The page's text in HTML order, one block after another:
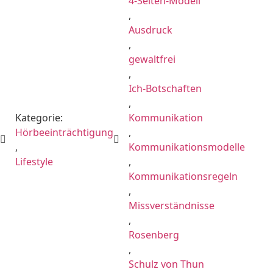
Kategorie:
Hörbeeinträchtigung
,
Lifestyle
,
Ausdruck
,
gewaltfrei
,
Ich-Botschaften
,
Kommunikation
,
Kommunikationsmodelle
,
Kommunikationsregeln
,
Missverständnisse
,
Rosenberg
,
Schulz von Thun